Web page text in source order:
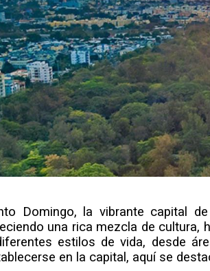
Domingo, la vibrante capital
una rica mezcla de cultura,
estilos de vida, desde
en la capital, aquí se